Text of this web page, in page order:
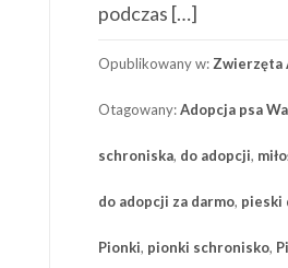
podczas […]
Opublikowany w:Zwierzęta
Otagowany:Adopcja psa
schroniska, do adopcji,
do adopcji za darmo, pieski
Pionki, pionki schronisko,